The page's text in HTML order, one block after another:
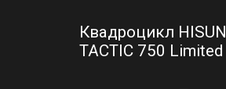
Квадроцикл HISUN
TACTIC 750 Limited